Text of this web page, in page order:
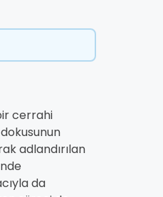
cerrahi
adlandırılan
da